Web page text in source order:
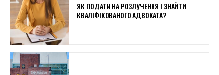
ЯК ПОДАТИ НА РОЗЛУЧЕННЯ І ЗНАЙТИ
КВАЛІФІКОВАНОГО АДВОКАТА?